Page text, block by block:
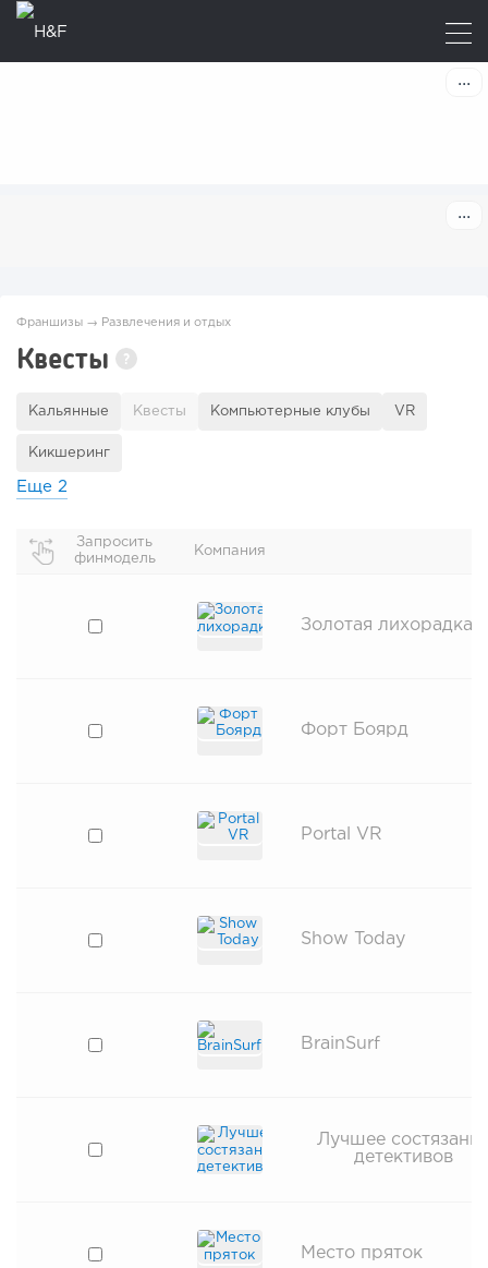
Франшизы → Развлечения и отдых
Квесты ?
Кальянные Квесты Компьютерные клубы VR
Кикшеринг
Еще 2
Запросить
финмодель
Компания
Золотая лихорадка
Форт Боярд
Portal VR
Show Today
BrainSurf
Лучшее
детективов
Место пряток